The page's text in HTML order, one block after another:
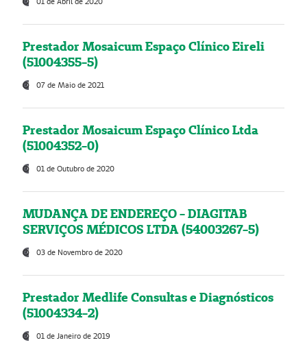
Prestador Mosaicum Espaço Clínico Eireli
(51004355-5)
07 de Maio de 2021
Prestador Mosaicum Espaço Clínico Ltda
(51004352-0)
01 de Outubro de 2020
MUDANÇA DE ENDEREÇO - DIAGITAB
SERVIÇOS MÉDICOS LTDA (54003267-5)
03 de Novembro de 2020
Prestador Medlife Consultas e Diagnósticos
(51004334-2)
01 de Janeiro de 2019